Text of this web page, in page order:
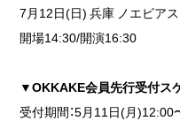
7月12日(日) 兵庫 ノエビア
開場14:30/開演16:30
▼OKKAKE会員先行受付ス
受付期間：5月11日(月